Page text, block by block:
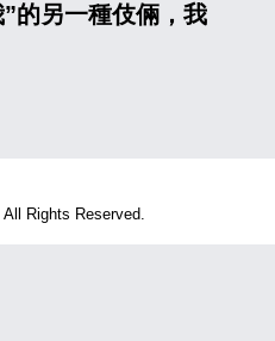
的另一種伎倆，我
Rights Reserved.